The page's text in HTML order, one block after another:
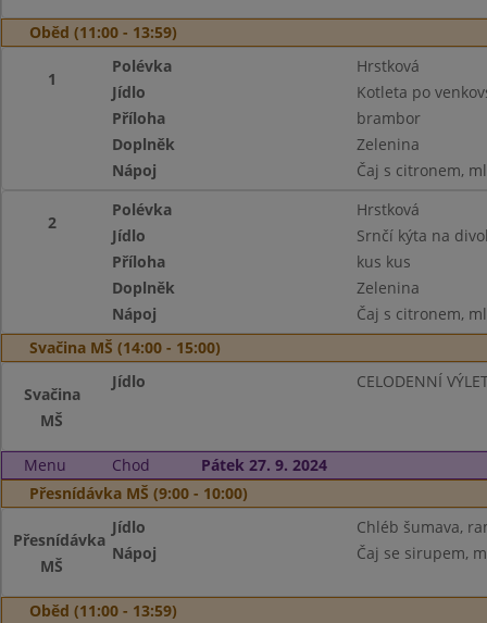
Oběd (11:00 - 13:59)
1
Polévka
Hrstková
Jídlo
Kotleta po
Příloha
brambor
Doplněk
Zelenina
Nápoj
Čaj s citronem,
2
Polévka
Hrstková
Jídlo
Srnčí kýta na
Příloha
kus kus
Doplněk
Zelenina
Nápoj
Čaj s citronem,
Svačina MŠ (14:00 - 15:00)
Svačina
MŠ
Jídlo CELODENNÍ
Menu Chod
Pátek 27. 9. 2024
Přesnídávka MŠ (9:00 - 10:00)
Přesnídávka
MŠ
Jídlo
Chléb šumava,
Nápoj
Čaj se sirupem,
Oběd (11:00 - 13:59)